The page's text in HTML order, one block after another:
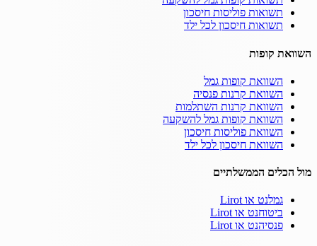
תשואות פוליסות חיסכון
תשואות חיסכון לכל ילד
השוואת קופות
השוואת קופות גמל
השוואת קרנות פנסיה
השוואת קרנות השתלמות
השוואת קופות גמל להשקעה
השוואת פוליסות חיסכון
השוואת חיסכון לכל ילד
מול הכלים הממשלתיים
גמלנט או Lirot
ביטוחנט או Lirot
פנסיהנט או Lirot